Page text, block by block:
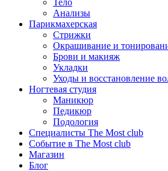
Тело
Анализы
Парикмахерская
Стрижки
Окрашивание и
Брови и макияж
Укладки
Уходы и восстановление
Ногтевая студия
Маникюр
Педикюр
Подология
Специалисты The Most club
Событие в The Most club
Магазин
Блог